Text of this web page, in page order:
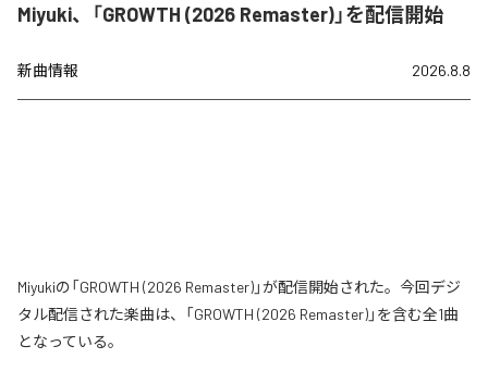
Miyuki、「GROWTH (2026 Remaster)」を配信開始
新曲情報 2026.8.8
Miyukiの「GROWTH (2026 Remaster)」が配信開始された。今回デジ
タル配信された楽曲は、「GROWTH (2026 Remaster)」を含む全1曲
となっている。